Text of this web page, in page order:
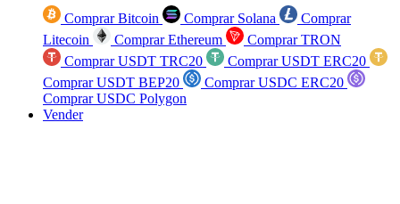
Comprar Bitcoin Comprar Solana
Comprar
Litecoin
Comprar Ethereum
Comprar TRON
Comprar USDT TRC20
Comprar USDT ERC20
Comprar USDT BEP20
Comprar USDC ERC20
Comprar USDC Polygon
Vender